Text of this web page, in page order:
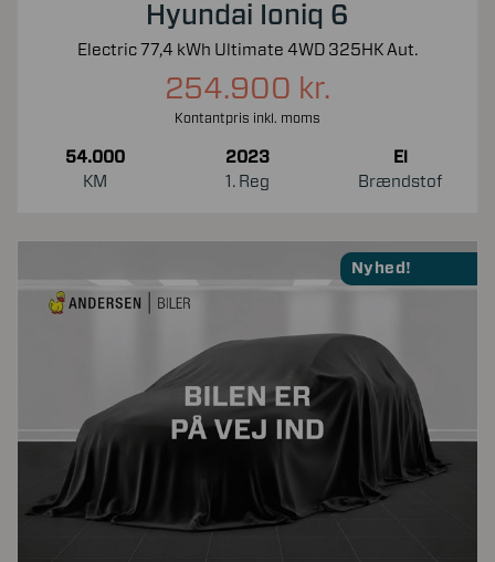
Hyundai Ioniq 6
Electric 77,4 kWh Ultimate 4WD 325HK Aut.
254.900 kr.
Kontantpris inkl. moms
54.000
KM
2023
1. Reg
El
Brændstof
Nyhed!